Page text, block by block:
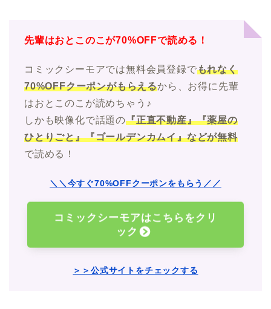
先輩はおとこのこが70%OFFで読める！
コミックシーモアでは無料会員登録でもれなく
70%OFFクーポンがもらえるから、お得に先輩
はおとこのこが読めちゃう♪
しかも映像化で話題の『正直不動産』『薬屋の
ひとりごと』『ゴールデンカムイ』などが無料
で読める！
＼＼今すぐ70%OFFクーポンをもらう／／
コミックシーモアはこちらをクリ
ック
＞＞公式サイトをチェックする